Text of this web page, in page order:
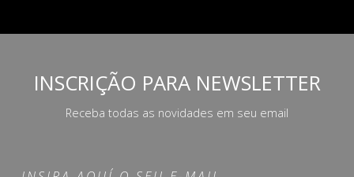
INSCRIÇÃO PARA NEWSLETTER
Receba todas as novidades em seu email